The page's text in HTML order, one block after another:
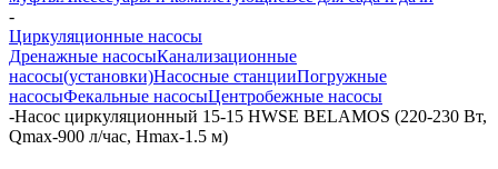
-
Циркуляционные насосы
Дренажные насосыКанализационные
насосы(установки)Насосные станцииПогружные
насосыФекальные насосыЦентробежные насосы
-Насос циркуляционный 15-15 HWSE BELAMOS (220-230 Вт,
Qmax-900 л/час, Hmax-1.5 м)